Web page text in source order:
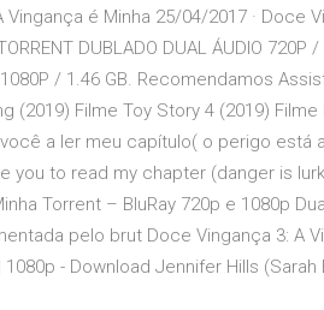
Vingança é Minha 25/04/2017 · Doce
DUBLADO DUAL ÁUDIO 720P
1080P / 1.46 GB. Recomendamos
(2019) Filme Toy Story 4 (2019)
você a ler meu capítulo( o perigo
you to read my chapter (danger is
Torrent – BluRay 720p e 1080p
pelo brut Doce Vingança 3: A
1080p - Download Jennifer Hills